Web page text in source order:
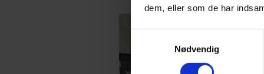
dem, eller som de har
Nødvendig